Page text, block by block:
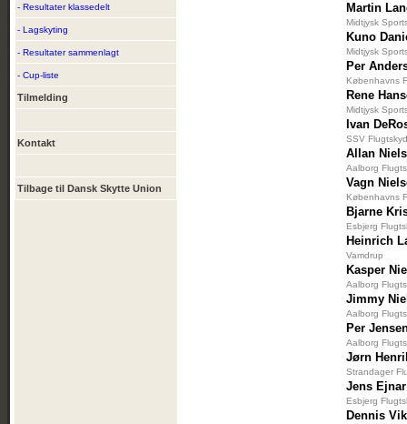
- Resultater klassedelt
- Lagskyting
- Resultater sammenlagt
- Cup-liste
Tilmelding
Kontakt
Tilbage til Dansk Skytte Union
Martin
Midtjysk
Kuno
Midtjysk
Per
Københavns
Rene
Midtjysk
Ivan
SSV
Allan
Aalborg
Vagn
Københavns
Bjarne
Esbjerg
Heinrich
Vamdrup
Kasper
Aalborg
Jimmy
Aalborg
Per
Aalborg
Jørn
Strandager
Jens
Esbjerg
Dennis